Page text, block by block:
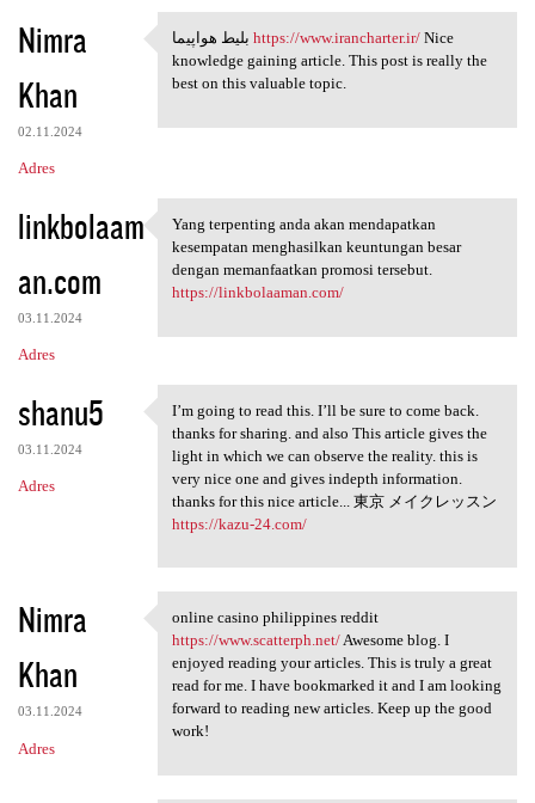
Nimra
Khan
02.11.2024
Adres
بلیط هواپیما https://www
https://www.irancharter.ir/Nice
knowledge gaining article. This post is really the
best on this valuable topic.
linkbolaam
an.com
03.11.2024
Adres
Yang terpenting anda akan
Yang terpenting anda akan mendapatkan
kesempatan menghasilkan keuntungan besar
dengan memanfaatkan promosi tersebut.
https://linkbolaaman.com/
shanu5
03.11.2024
Adres
I’m going to read this. I’ll
I’m going to read this. I’ll be sure to come back.
thanks for sharing. and also This article gives the
light in which we can observe the reality. this is
very nice one and gives indepth information.
thanks for this nice article... 東京 メイクレッスン
https://kazu-24.com/
Nimra
Khan
03.11.2024
Adres
online casino philippines
online casino philippines reddit
https://www.scatterph.net/Awesome blog. I
enjoyed reading your articles. This is truly a great
read for me. I have bookmarked it and I am looking
forward to reading new articles. Keep up the good
work!